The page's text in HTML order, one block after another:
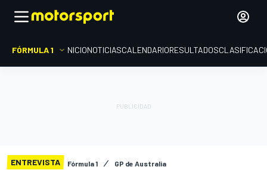
FÓRMULA 1 INICIONOTICIASCALENDARIORESULTADOS
ENTREVISTA Fórmula 1 GP de Australia